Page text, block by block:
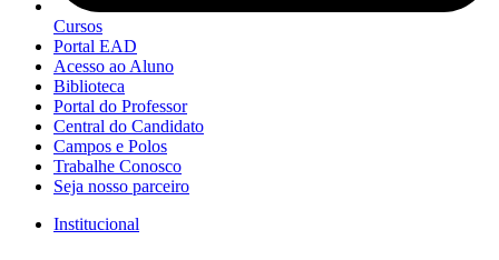
Cursos
Portal EAD
Acesso ao Aluno
Biblioteca
Portal do Professor
Central do Candidato
Campos e Polos
Trabalhe Conosco
Seja nosso parceiro
Institucional